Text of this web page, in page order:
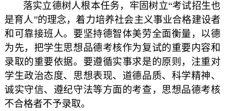
落实立德树人根本任务，牢固树立“考试招生也
是育人”的理念，着力培养社会主义事业合格建设者
和可靠接班人。要坚持德智体美劳全面衡量，以德
为先，把学生思想品德考核作为复试的重要内容和
录取的重要依据。要遵循实事求是的原则，注重对
学生政治态度、思想表现、道德品质、科学精神、
诚实守信、遵纪守法等方面的考查，思想品德考核
不合格者不予录取。